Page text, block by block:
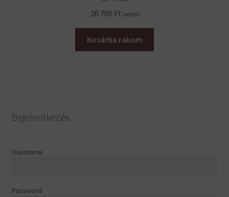
20 700 Ft bruttó
Kosárba rakom
Bejelentkezés
Username
Password